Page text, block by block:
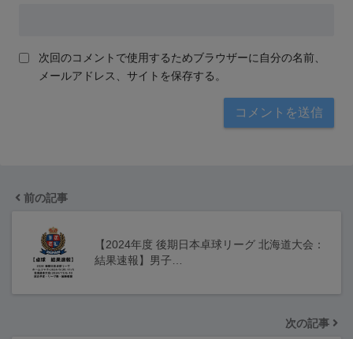
次回のコメントで使用するためブラウザーに自分の名前、
メールアドレス、サイトを保存する。
前の記事
【2024年度 後期日本卓球リーグ 北海道大会：
結果速報】男子…
次の記事